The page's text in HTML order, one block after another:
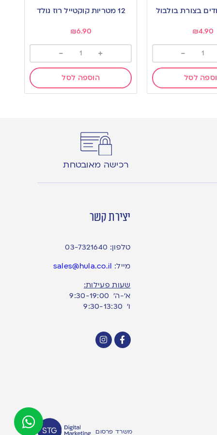
₪4.90
-
לסל
to
12 מטריות קוקטייל רוז גולד
₪6.90
+
-
הוספה לסל
רכישה מאובטחת
יצירת קשר
טלפון: 03-7321640
מייל: sales@hula.co.il
שעות פעילות:
א’-ה’ 9:30-19:00
ו׳ 9:30-13:30
משרד פרסום